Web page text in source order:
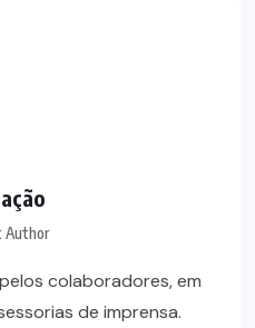
Author
colaboradores, em
de imprensa.